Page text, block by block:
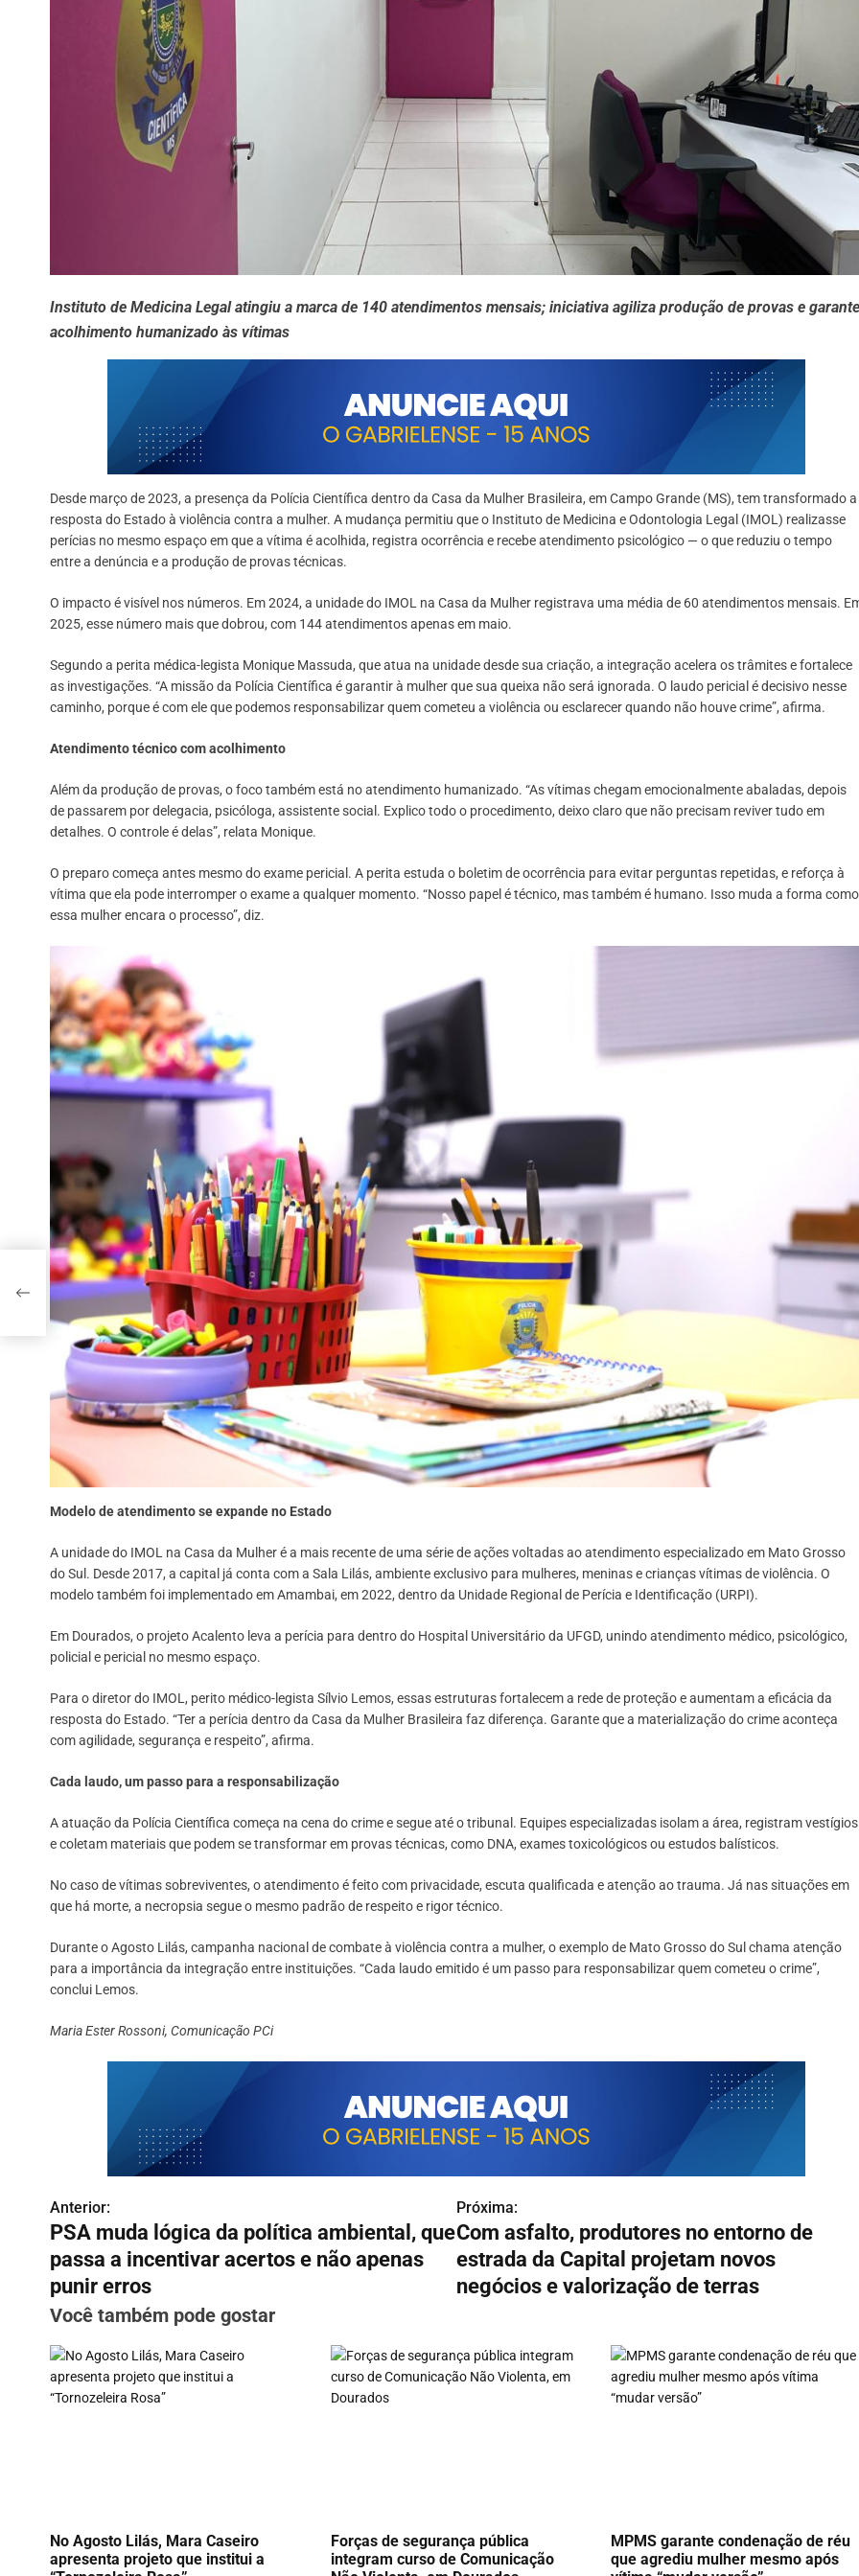
Instituto de Medicina Legal atingiu a marca de 140 atendimentos mensais; iniciativa agiliza produção de provas e garante
acolhimento humanizado às vítimas
Desde março de 2023, a presença da Polícia Científica dentro da Casa da Mulher Brasileira, em Campo Grande (MS), tem transformado a
resposta do Estado à violência contra a mulher. A mudança permitiu que o Instituto de Medicina e Odontologia Legal (IMOL) realizasse
perícias no mesmo espaço em que a vítima é acolhida, registra ocorrência e recebe atendimento psicológico — o que reduziu o tempo
entre a denúncia e a produção de provas técnicas.
O impacto é visível nos números. Em 2024, a unidade do IMOL na Casa da Mulher registrava uma média de 60 atendimentos mensais.
2025, esse número mais que dobrou, com 144 atendimentos apenas em maio.
Segundo a perita médica-legista Monique Massuda, que atua na unidade desde sua criação, a integração acelera os trâmites e fortalece
as investigações. “A missão da Polícia Científica é garantir à mulher que sua queixa não será ignorada. O laudo pericial é decisivo nesse
caminho, porque é com ele que podemos responsabilizar quem cometeu a violência ou esclarecer quando não houve crime”, afirma.
Atendimento técnico com acolhimento
Além da produção de provas, o foco também está no atendimento humanizado. “As vítimas chegam emocionalmente abaladas, depois
de passarem por delegacia, psicóloga, assistente social. Explico todo o procedimento, deixo claro que não precisam reviver tudo em
detalhes. O controle é delas”, relata Monique.
O preparo começa antes mesmo do exame pericial. A perita estuda o boletim de ocorrência para evitar perguntas repetidas, e reforça à
vítima que ela pode interromper o exame a qualquer momento. “Nosso papel é técnico, mas também é humano. Isso muda a forma como
essa mulher encara o processo”, diz.
Modelo de atendimento se expande no Estado
A unidade do IMOL na Casa da Mulher é a mais recente de uma série de ações voltadas ao atendimento especializado em Mato Grosso
do Sul. Desde 2017, a capital já conta com a Sala Lilás, ambiente exclusivo para mulheres, meninas e crianças vítimas de violência. O
modelo também foi implementado em Amambai, em 2022, dentro da Unidade Regional de Perícia e Identificação (URPI).
Em Dourados, o projeto Acalento leva a perícia para dentro do Hospital Universitário da UFGD, unindo atendimento médico, psicológico,
policial e pericial no mesmo espaço.
Para o diretor do IMOL, perito médico-legista Sílvio Lemos, essas estruturas fortalecem a rede de proteção e aumentam a eficácia da
resposta do Estado. “Ter a perícia dentro da Casa da Mulher Brasileira faz diferença. Garante que a materialização do crime aconteça
com agilidade, segurança e respeito”, afirma.
Cada laudo, um passo para a responsabilização
A atuação da Polícia Científica começa na cena do crime e segue até o tribunal. Equipes especializadas isolam a área, registram vestígios
e coletam materiais que podem se transformar em provas técnicas, como DNA, exames toxicológicos ou estudos balísticos.
No caso de vítimas sobreviventes, o atendimento é feito com privacidade, escuta qualificada e atenção ao trauma. Já nas situações em
que há morte, a necropsia segue o mesmo padrão de respeito e rigor técnico.
Durante o Agosto Lilás, campanha nacional de combate à violência contra a mulher, o exemplo de Mato Grosso do Sul chama atenção
para a importância da integração entre instituições. “Cada laudo emitido é um passo para responsabilizar quem cometeu o crime”,
conclui Lemos.
Maria Ester Rossoni, Comunicação PCi
N
a
v
e
g
a
d
Anterior:
PSA muda lógica da política ambiental, que
passa a incentivar acertos e não apenas
punir erros
Próxima:
Com asfalto, produtores no entorno de
estrada da Capital projetam novos
negócios e valorização de terras
Você também pode gostar
No Agosto Lilás, Mara Caseiro
apresenta projeto que institui a
Forças de segurança pública
integram curso de Comunicação
MPMS garante condenação de réu
que agrediu mulher mesmo após